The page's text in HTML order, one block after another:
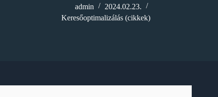
admin
2024.02.23.
Keresőoptimalizálás (cikkek)